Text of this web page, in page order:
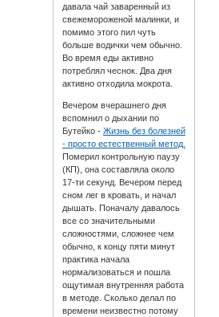
давала чай заваренный из
свежемороженой малинки, и
помимо этого пил чуть
больше водички чем обычно.
Во время еды активно
потреблял чеснок. Два дня
активно отходила мокрота.
Вечером вчерашнего дня
вспомнил о дыхании по
Бутейко -Жизнь без болезней
- просто естественный метод.
Померил контрольную паузу
(КП), она составляла около
17-ти секунд. Вечером перед
сном лег в кровать, и начал
дышать. Поначалу давалось
все со значительными
сложностями, сложнее чем
обычно, к концу пяти минут
практика начала
нормализоваться и пошла
ощутимая внутренняя работа
в методе. Сколько делал по
времени неизвестно потому